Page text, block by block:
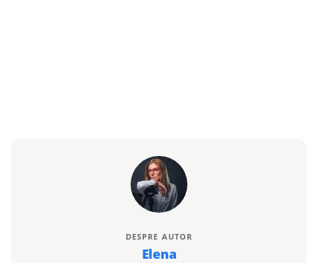
DESPRE AUTOR
Elena